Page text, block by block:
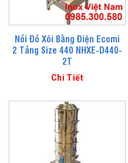
Nồi Đồ Xôi Bằng Điện Ecomi
2 Tầng Size 440 NHXE-D440-
2T
Chi Tiết